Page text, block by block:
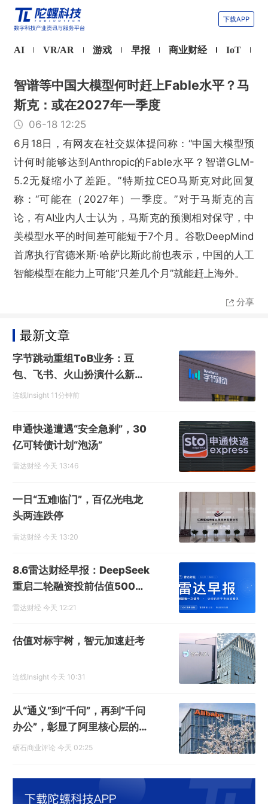
下载APP
AI VR/AR 游戏 早报 商业财经 IoT
智谱等中国大模型何时赶上Fable水平？马
斯克：或在2027年一季度
06-18 12:25
6月18日，有网友在社交媒体提问称：“中国大模型预
计何时能够达到Anthropic的Fable水平？智谱GLM-
5.2无疑缩小了差距。”特斯拉CEO马斯克对此回复
称：“可能在（2027年）一季度。”对于马斯克的言
论，有AI业内人士认为，马斯克的预测相对保守，中
美模型水平的时间差可能短于7个月。谷歌DeepMind
首席执行官德米斯·哈萨比斯此前也表示，中国的人工
智能模型在能力上可能“只差几个月”就能赶上海外。
分享
最新文章
字节跳动重组ToB业务：豆
包、飞书、火山扮演什么新角
色？
连线Insight 11分钟前
申通快递遭遇“安全急刹”，30
亿可转债计划“泡汤”
雷达财经 今天 13:46
一日“五难临门”，百亿光电龙
头两连跌停
雷达财经 今天 13:20
8.6雷达财经早报：DeepSeek
重启二轮融资投前估值5000
亿
雷达财经 今天 12:21
估值对标宇树，智元加速赶考
连线Insight 今天 10:31
从“通义”到“千问”，再到“千问
办公”，彰显了阿里核心层的精
准决策力
砺石商业评论 今天 02:25